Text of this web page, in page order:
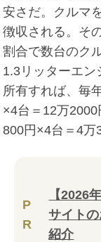
安さだ。クルマ
徴収される。そ
割合で数台のク
1.3リッターエン
所有すれば、毎
×4台＝12万
800円×4台＝4万
P
R
【2026
サイト
紹介